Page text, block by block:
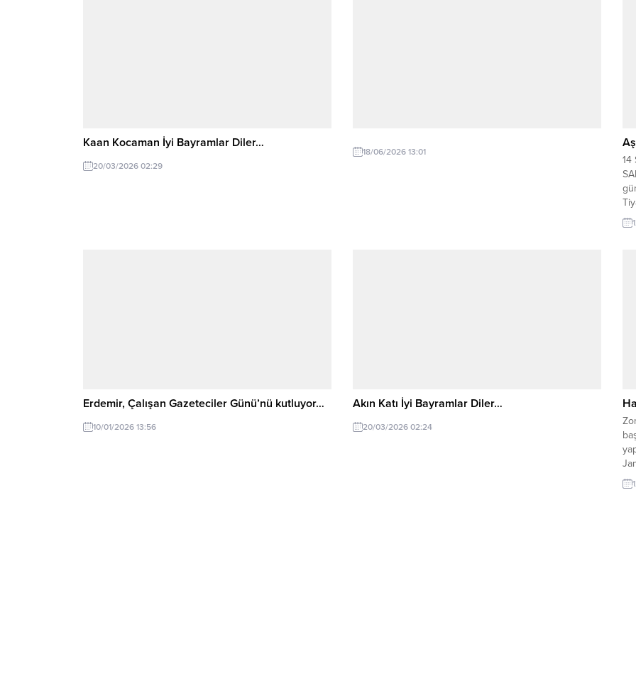
Kaan Kocaman İyi Bayramlar Diler…
20/03/2026 02:29
18/06/2026 13:01
14
Erdemir, Çalışan Gazeteciler Günü’nü kutluyor…
10/01/2026 13:56
Akın Katı İyi Bayramlar Diler…
20/03/2026 02:24